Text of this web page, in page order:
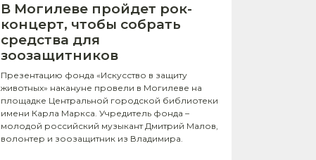
В Могилеве пройдет рок-
концерт, чтобы собрать
средства для
зоозащитников
Презентацию фонда «Искусство в защиту
животных» накануне провели в Могилеве на
площадке Центральной городской библиотеки
имени Карла Маркса. Учредитель фонда –
молодой российский музыкант Дмитрий Малов,
волонтер и зоозащитник из Владимира.